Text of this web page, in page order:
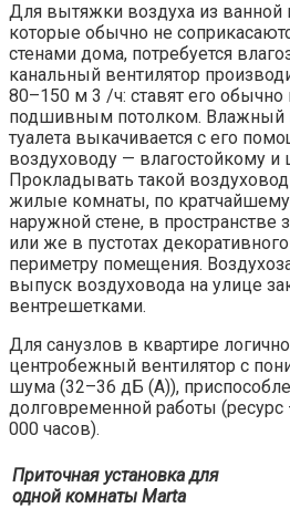
Для вытяжки воздуха из ванной
которые обычно не
стенами дома, потребуется
канальный вентилятор
80–150 м 3 /ч: ставят его обычно
подшивным потолком. Влажный
туалета выкачивается с его
воздуховоду — влагостойкому
Прокладывать такой воздуховод
жилые комнаты, по
наружной стене, в
или же в пустотах
периметру помещения.
выпуск воздуховода на улице
вентрешетками.
Для санузлов в квартире
центробежный вентилятор с
шума (32–36 дБ (А)),
долговременной работы
000 часов).
Приточная установка для
одной комнаты Marta